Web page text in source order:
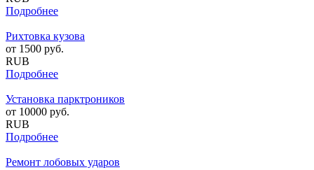
Подробнее
Рихтовка кузова
от 1500 руб.
RUB
Подробнее
Установка парктроников
от 10000 руб.
RUB
Подробнее
Ремонт лобовых ударов